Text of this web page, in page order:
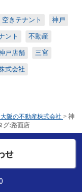
空きテナント 神戸
ント 不動産
戸店舗 三宮
式会社
阪の不動産株式会社 > 神
グ:路面店
せ